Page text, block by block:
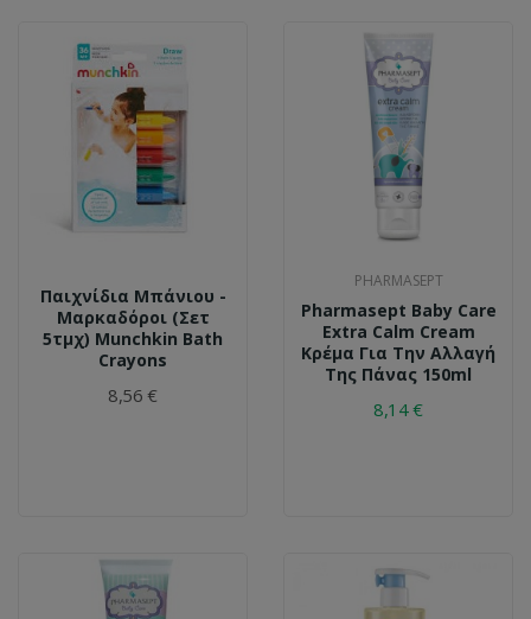
Παιχνίδια Μπάνιου -
Μαρκαδόροι (Σετ
5τμχ) Munchkin Bath
Crayons
8,56 €
PHARMASEPT
Pharmasept Baby Care
Extra Calm Cream
Κρέμα Για Την Αλλαγή
Της Πάνας 150ml
8,14 €